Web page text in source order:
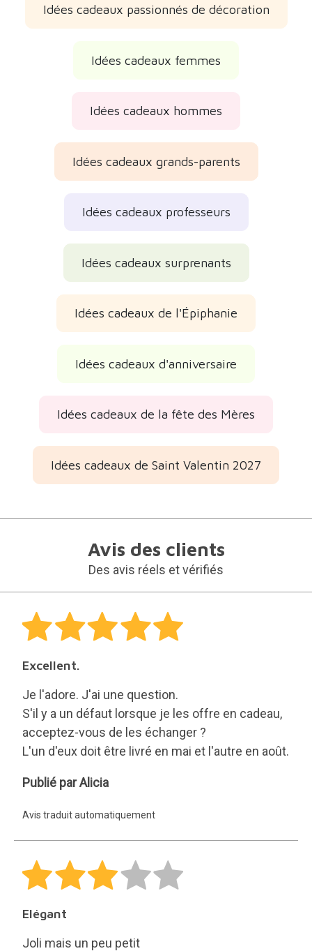
Idées cadeaux passionnés de décoration
Idées cadeaux femmes
Idées cadeaux hommes
Idées cadeaux grands-parents
Idées cadeaux professeurs
Idées cadeaux surprenants
Idées cadeaux de l'Épiphanie
Idées cadeaux d'anniversaire
Idées cadeaux de la fête des Mères
Idées cadeaux de Saint Valentin 2027
Avis des clients
Des avis réels et vérifiés
Excellent.
Je l'adore. J'ai une question.
S'il y a un défaut lorsque je les offre en cadeau,
acceptez-vous de les échanger ?
L'un d'eux doit être livré en mai et l'autre en août.
Alicia
Publié par Alicia
Avis traduit automatiquement
Elégant
Joli mais un peu petit